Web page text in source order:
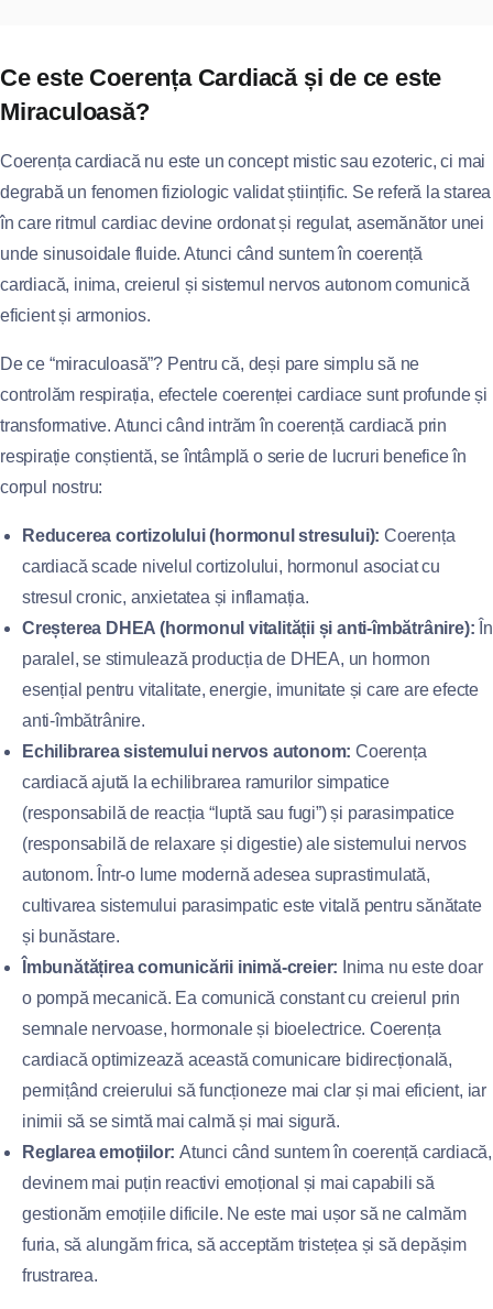
Ce este Coerența Cardiacă și de ce este
Miraculoasă?
Coerența cardiacă nu este un concept mistic sau ezoteric, ci mai
degrabă un fenomen fiziologic validat științific. Se referă la starea
în care ritmul cardiac devine ordonat și regulat, asemănător unei
unde sinusoidale fluide. Atunci când suntem în coerență
cardiacă, inima, creierul și sistemul nervos autonom comunică
eficient și armonios.
De ce “miraculoasă”? Pentru că, deși pare simplu să ne
controlăm respirația, efectele coerenței cardiace sunt profunde și
transformative. Atunci când intrăm în coerență cardiacă prin
respirație conștientă, se întâmplă o serie de lucruri benefice în
corpul nostru:
Reducerea cortizolului (hormonul stresului): Coerența
cardiacă scade nivelul cortizolului, hormonul asociat cu
stresul cronic, anxietatea și inflamația.
Creșterea DHEA (hormonul vitalității și anti-îmbătrânire): În
paralel, se stimulează producția de DHEA, un hormon
esențial pentru vitalitate, energie, imunitate și care are efecte
anti-îmbătrânire.
Echilibrarea sistemului nervos autonom: Coerența
cardiacă ajută la echilibrarea ramurilor simpatice
(responsabilă de reacția “luptă sau fugi”) și parasimpatice
(responsabilă de relaxare și digestie) ale sistemului nervos
autonom. Într-o lume modernă adesea suprastimulată,
cultivarea sistemului parasimpatic este vitală pentru sănătate
și bunăstare.
Îmbunătățirea comunicării inimă-creier: Inima nu este doar
o pompă mecanică. Ea comunică constant cu creierul prin
semnale nervoase, hormonale și bioelectrice. Coerența
cardiacă optimizează această comunicare bidirecțională,
permițând creierului să funcționeze mai clar și mai eficient, iar
inimii să se simtă mai calmă și mai sigură.
Reglarea emoțiilor: Atunci când suntem în coerență cardiacă,
devinem mai puțin reactivi emoțional și mai capabili să
gestionăm emoțiile dificile. Ne este mai ușor să ne calmăm
furia, să alungăm frica, să acceptăm tristețea și să depășim
frustrarea.